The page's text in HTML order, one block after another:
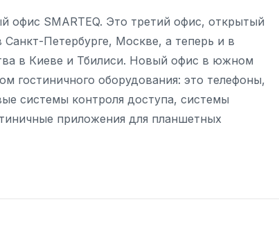
офис SMARTEQ. Это третий офис, открытый
Петербурге, Москве, а теперь и в
в Киеве и Тбилиси. Новый офис в южном
гостиничного оборудования: это телефоны,
системы контроля доступа, системы
приложения для планшетных